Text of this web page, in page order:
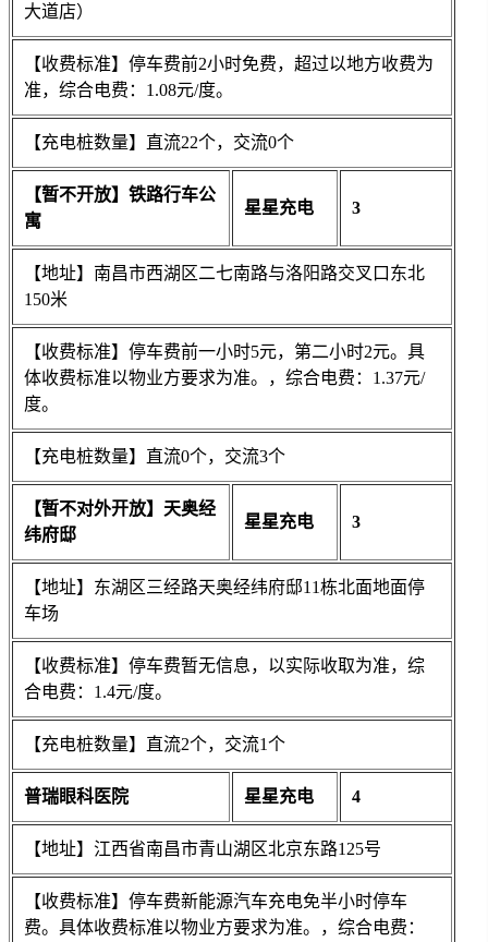
大道店）
【收费标准】停车费前2小时免费，超过以地方收费为
准，综合电费：1.08元/度。
【充电桩数量】直流22个，交流0个
【暂不开放】铁路行车公
寓
星星充电 3
【地址】南昌市西湖区二七南路与洛阳路交叉口东北
150米
【收费标准】停车费前一小时5元，第二小时2元。具
体收费标准以物业方要求为准。，综合电费：1.37元/
度。
【充电桩数量】直流0个，交流3个
【暂不对外开放】天奥经
纬府邸
星星充电 3
【地址】东湖区三经路天奥经纬府邸11栋北面地面停
车场
【收费标准】停车费暂无信息，以实际收取为准，综
合电费：1.4元/度。
【充电桩数量】直流2个，交流1个
普瑞眼科医院 星星充电 4
【地址】江西省南昌市青山湖区北京东路125号
【收费标准】停车费新能源汽车充电免半小时停车
费。具体收费标准以物业方要求为准。，综合电费：